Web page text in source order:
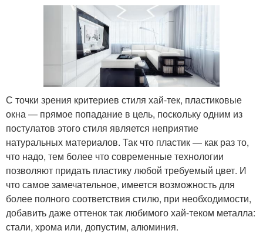
С точки зрения критериев стиля хай-тек, пластиковые
окна — прямое попадание в цель, поскольку одним из
постулатов этого стиля является неприятие
натуральных материалов. Так что пластик — как раз то,
что надо, тем более что современные технологии
позволяют придать пластику любой требуемый цвет. И
что самое замечательное, имеется возможность для
более полного соответствия стилю, при необходимости,
добавить даже оттенок так любимого хай-теком металла:
стали, хрома или, допустим, алюминия.